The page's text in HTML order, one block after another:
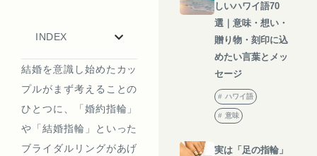
INDEX
結婚を意識し始めたカッ
プルがまず考えることの
ひとつに、「婚約指輪」
や「結婚指輪」といった
ブライダルリングがあげ
しいハワイ語70
選｜意味・想い・
贈り物・刻印に込
めたい言葉とメッ
セージ
ハワイ語
意味
実は「足の指輪」